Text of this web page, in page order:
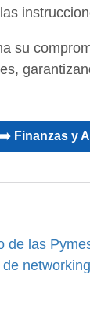
su
➡️ Finanzas y
de las